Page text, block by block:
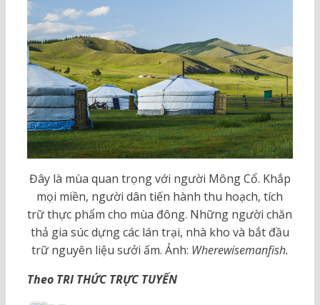
Đây là mùa quan trọng với người Mông Cổ. Khắp
mọi miền, người dân tiến hành thu hoạch, tích
trữ thực phẩm cho mùa đông. Những người chăn
thả gia súc dựng các lán trại, nhà kho và bắt đầu
trữ nguyên liệu sưởi ấm. Ảnh: Wherewisemanfish.
Theo TRI THỨC TRỰC TUYẾN